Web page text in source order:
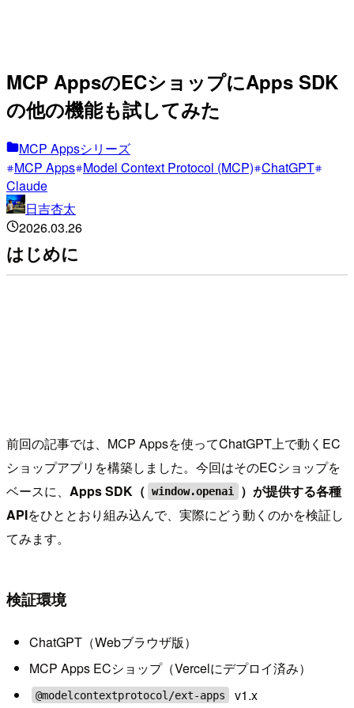
MCP AppsのECショップにApps SDK
の他の機能も試してみた
MCP Appsシリーズ
MCP Apps Model Context Protocol (MCP) ChatGPT
Claude
日吉杏太
2026.03.26
はじめに
前回の記事では、MCP Appsを使ってChatGPT上で動くEC
ショップアプリを構築しました。今回はそのECショップを
ベースに、 Apps SDK（ window.openai
）が提供する各種
APIをひととおり組み込んで、実際にどう動くのかを検証し
てみます。
検証環境
ChatGPT（Webブラウザ版）
MCP Apps ECショップ（Vercelにデプロイ済み）
@modelcontextprotocol/ext-apps v1.x